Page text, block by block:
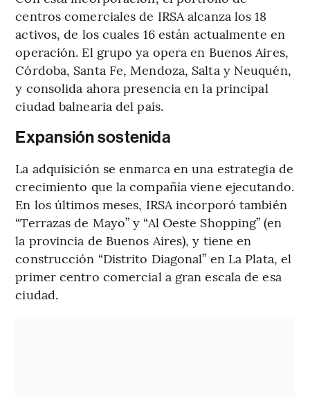
centros comerciales de IRSA alcanza los 18
activos, de los cuales 16 están actualmente en
operación. El grupo ya opera en Buenos Aires,
Córdoba, Santa Fe, Mendoza, Salta y Neuquén,
y consolida ahora presencia en la principal
ciudad balnearia del país.
Expansión sostenida
La adquisición se enmarca en una estrategia de
crecimiento que la compañía viene ejecutando.
En los últimos meses, IRSA incorporó también
“Terrazas de Mayo” y “Al Oeste Shopping” (en
la provincia de Buenos Aires), y tiene en
construcción “Distrito Diagonal” en La Plata, el
primer centro comercial a gran escala de esa
ciudad.